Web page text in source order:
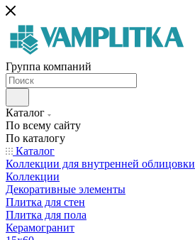
Группа компаний
Каталог
По всему сайту
По каталогу
Каталог
Коллекции для внутренней облицовки
Коллекции
Декоративные элементы
Плитка для стен
Плитка для пола
Керамогранит